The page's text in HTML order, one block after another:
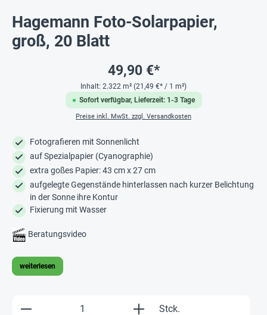
Hagemann Foto-Solarpapier,
groß, 20 Blatt
Sofort verfügbar, Lieferzeit: 1-3 Tage
49,90 €*
Inhalt: 2.322 m² (21,49 €* / 1 m²)
Preise inkl. MwSt. zzgl. Versandkosten
Fotografieren mit Sonnenlicht
auf Spezialpapier (Cyanographie)
extra goßes Papier: 43 cm x 27 cm
aufgelegte Gegenstände hinterlassen nach kurzer Belichtung
in der Sonne ihre Kontur
Fixierung mit Wasser
Beratungsvideo
weiterlesen
Produkt Anzahl: Gib den gewünschten
Stck.